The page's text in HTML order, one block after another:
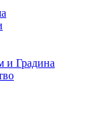
и Градина